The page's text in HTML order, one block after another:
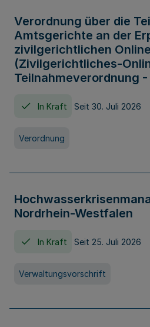
Verordnung über die
Amtsgerichte an der
zivilgerichtlichen
(Zivilgerichtliches-
Teilnahmeverordnung -
In Kraft Seit 30. Juli 2026
Verordnung
Nordrhein-Westfalen
In Kraft Seit 25. Juli 2026
Verwaltungsvorschrift